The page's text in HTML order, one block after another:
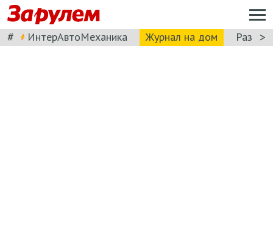
# ИнтерАвтоМеханика Журнал на дом >